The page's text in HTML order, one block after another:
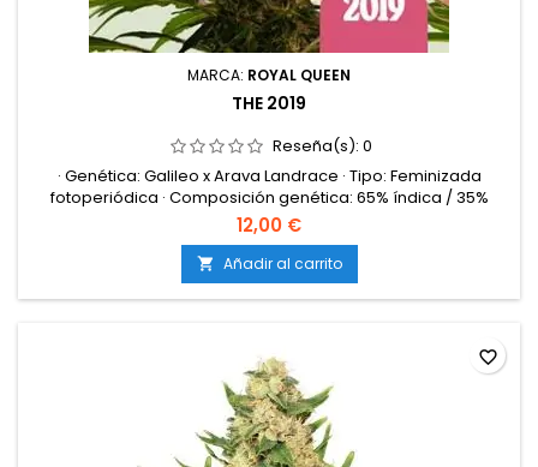
MARCA: ROYAL QUEEN
THE 2019
Reseña(s): 0
· Genética: Galileo x Arava Landrace · Tipo: Feminizada
fotoperiódica · Composición genética: 65% índica / 35%
sativa · Contenido de THC: Hasta 25% · Contenido de CBD:
Bajo · Floración en interior: 60-65 días · Cosecha en exterior:
Finales de octubre · Producción en interior: 600-700 g/m² ·
Producción en exterior: 650-750 g/planta · Altura en interior:...
12,00 €
 Añadir al carrito
favorite_border